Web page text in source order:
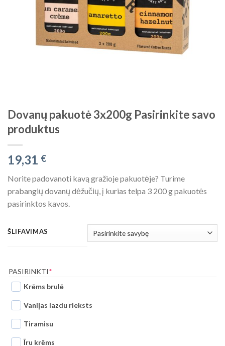
Dovanų pakuotė 3x200g Pasirinkite savo
produktus
19,31 €
Norite padovanoti kavą gražioje pakuotėje? Turime
prabangių dovanų dėžučių, į kurias telpa 3 200 g pakuotės
pasirinktos kavos.
ŠLIFAVIMAS
PASIRINKTI*
Krēms brulē
Vaniļas lazdu rieksts
Tiramisu
Īru krēms